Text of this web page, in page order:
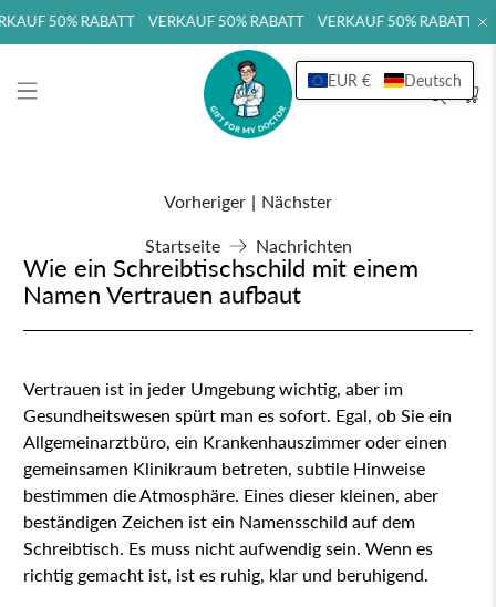
50% RABATT VERKAUF 50% RABATT VERKAUF 50% RABATT
Startseite Nachrichten
Vorheriger | Nächster
Wie ein Schreibtischschild mit einem
Namen Vertrauen aufbaut
Vertrauen ist in jeder Umgebung wichtig, aber im
Gesundheitswesen spürt man es sofort. Egal, ob Sie ein
Allgemeinarztbüro, ein Krankenhauszimmer oder einen
gemeinsamen Klinikraum betreten, subtile Hinweise
bestimmen die Atmosphäre. Eines dieser kleinen, aber
beständigen Zeichen ist ein Namensschild auf dem
Schreibtisch. Es muss nicht aufwendig sein. Wenn es
richtig gemacht ist, ist es ruhig, klar und beruhigend.
EUR € Deutsch